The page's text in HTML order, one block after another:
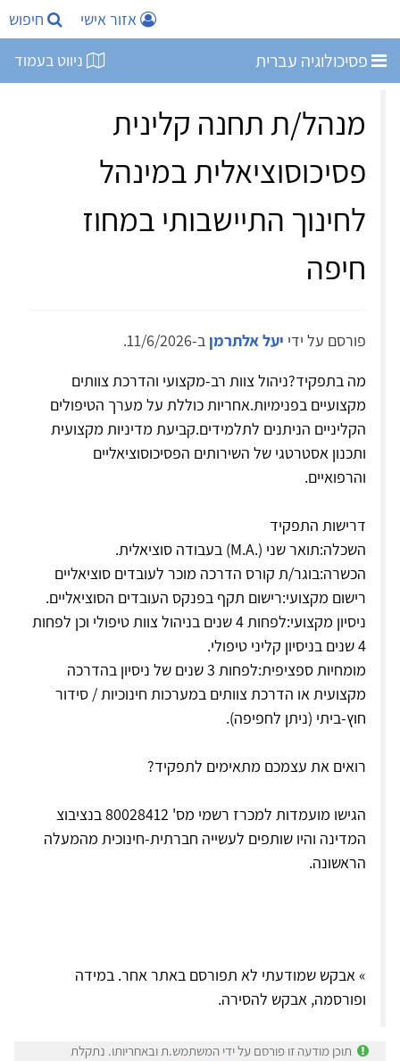
אזור אישי חיפוש
פסיכולוגיה עברית ניווט בעמוד
מנהל/ת תחנה קלינית
פסיכוסוציאלית במינהל
לחינוך התיישבותי במחוז
חיפה
פורסם על ידי יעל אלתרמן ב-11/6/2026.
מה בתפקיד?ניהול צוות רב-מקצועי והדרכת צוותים
מקצועיים בפנימיות.אחריות כוללת על מערך הטיפולים
הקליניים הניתנים לתלמידים.קביעת מדיניות מקצועית
ותכנון אסטרטגי של השירותים הפסיכוסוציאליים
והרפואיים.
דרישות התפקיד
השכלה:תואר שני (.M.A) בעבודה סוציאלית.
הכשרה:בוגר/ת קורס הדרכה מוכר לעובדים סוציאליים
רישום מקצועי:רישום תקף בפנקס העובדים הסוציאליים.
ניסיון מקצועי:לפחות 4 שנים בניהול צוות טיפולי וכן לפחות
4 שנים בניסיון קליני טיפולי.
מומחיות ספציפית:לפחות 3 שנים של ניסיון בהדרכה
מקצועית או הדרכת צוותים במערכות חינוכיות / סידור
חוץ-ביתי (ניתן לחפיפה).
רואים את עצמכם מתאימים לתפקיד?
הגישו מועמדות למכרז רשמי מס' 80028412 בנציבוצ
המדינה והיו שותפים לעשייה חברתית-חינוכית מהמעלה
הראשונה.
» אבקש שמודעתי לא תפורסם באתר אחר. במידה
ופורסמה, אבקש להסירה.
תוכן מודעה זו פורסם על ידי המשתמש.ת ובאחריותו. נתקלת